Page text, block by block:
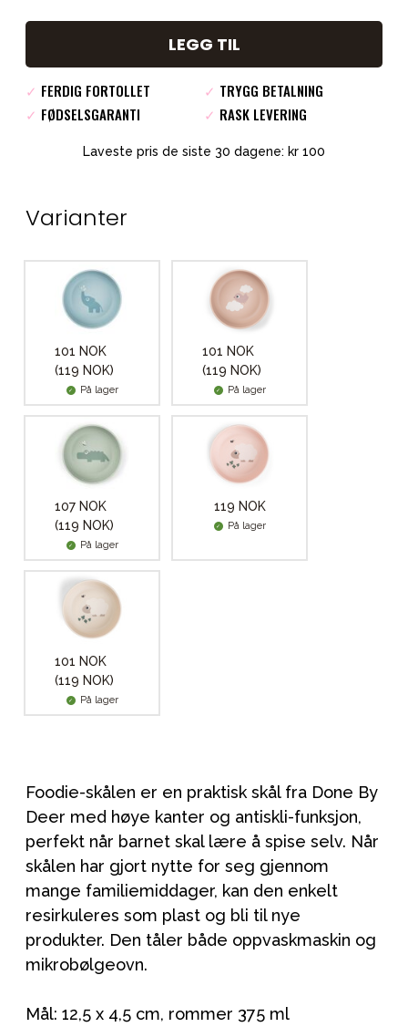
LEGG TIL
✓ FERDIG FORTOLLET ✓ TRYGG BETALNING
✓ FØDSELSGARANTI ✓ RASK LEVERING
Laveste pris de siste 30 dagene: kr 100
Varianter
101 NOK
(119 NOK)
På lager
101 NOK
(119 NOK)
På lager
107 NOK
(119 NOK)
På lager
119 NOK
På lager
101 NOK
(119 NOK)
På lager
Foodie-skålen er en praktisk skål fra Done By
Deer med høye kanter og antiskli-funksjon,
perfekt når barnet skal lære å spise selv. Når
skålen har gjort nytte for seg gjennom
mange familiemiddager, kan den enkelt
resirkuleres som plast og bli til nye
produkter. Den tåler både oppvaskmaskin og
mikrobølgeovn.
Mål: 12,5 x 4,5 cm, rommer 375 ml